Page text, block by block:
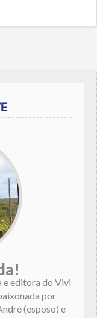
e editora do Vivi
por
(esposo) e